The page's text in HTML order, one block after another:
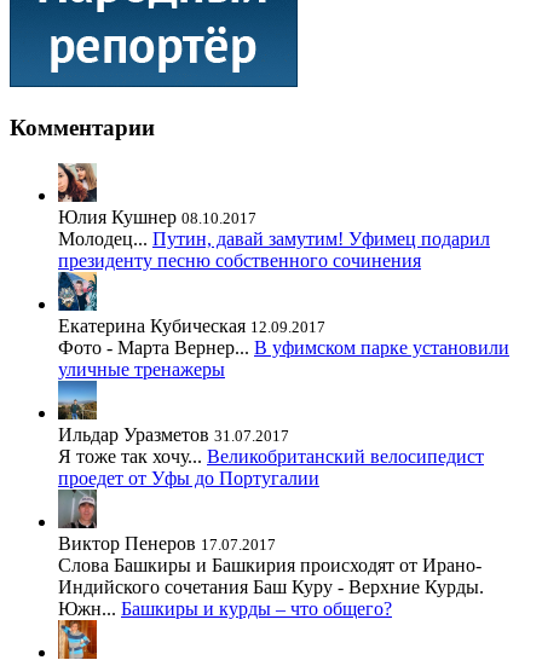
Комментарии
Юлия Кушнер 08.10.2017
Молодец... Путин, давай замутим! Уфимец подарил
президенту песню собственного сочинения
Екатерина Кубическая 12.09.2017
Фото - Марта Вернер... В уфимском парке установили
уличные тренажеры
Ильдар Уразметов 31.07.2017
Я тоже так хочу... Великобританский велосипедист
проедет от Уфы до Португалии
Виктор Пенеров 17.07.2017
Слова Башкиры и Башкирия происходят от Ирано-
Индийского сочетания Баш Куру - Верхние Курды.
Южн... Башкиры и курды – что общего?